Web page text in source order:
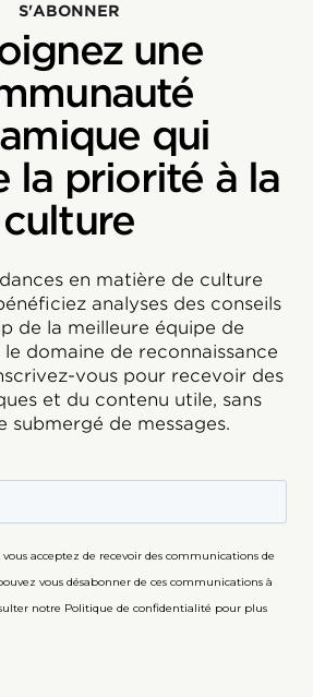
S'ABONNER
une
qui
la priorité à la
culture
en matière de culture
analyses des conseils
de la meilleure équipe de
domaine de reconnaissance
vous pour recevoir des
et du contenu utile, sans
submergé de messages.